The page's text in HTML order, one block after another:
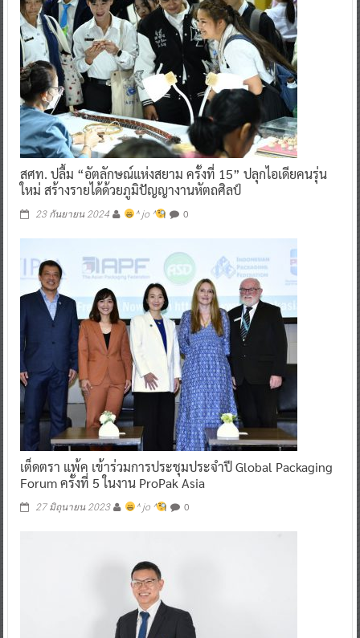
สศท. ปลื้ม “อัตลักษณ์แห่งสยาม ครั้งที่ 15” ปลุกไอเดียคนรุ่น
ใหม่ สร้างรายได้ด้วยภูมิปัญญางานหัตถศิลป์
23 กันยายน 2024 ^ jo ^ 0
เต็ดตรา แพ้ค เข้าร่วมการประชุมประจำปี Global Packaging
Forum ครั้งที่ 5 ในงาน ProPak Asia
27 มิถุนายน 2023 ^ jo ^ 0